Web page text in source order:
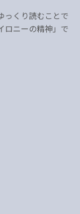
っくり読むことで
ロニーの精神」で